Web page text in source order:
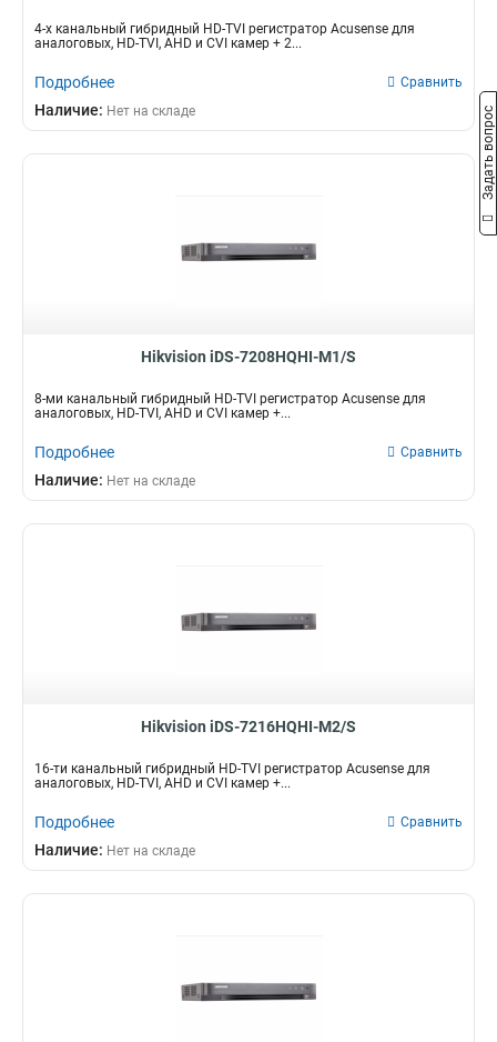
4-х канальный гибридный HD-TVI регистратор Acusense для
аналоговых, HD-TVI, AHD и CVI камер + 2...
Подробнее Сравнить
Наличие: Нет на складе
Hikvision iDS-7208HQHI-M1/S
8-ми канальный гибридный HD-TVI регистратор Acusense для
аналоговых, HD-TVI, AHD и CVI камер +...
Подробнее Сравнить
Наличие: Нет на складе
Hikvision iDS-7216HQHI-M2/S
16-ти канальный гибридный HD-TVI регистратор Acusense для
аналоговых, HD-TVI, AHD и CVI камер +...
Подробнее Сравнить
Наличие: Нет на складе
Задать вопрос